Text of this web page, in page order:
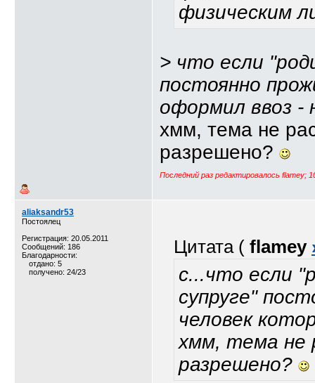
физическим
> что если
постоянно
оформил ввоз -
хмм, тема не
разрешено?
Последний раз редактировалось flamey;
aliaksandr53
Постоялец
Регистрация: 20.05.2011
Сообщений: 186
Благодарности:
отдано: 5
получено: 24/23
Цитата ( flamey
с...что если
супруге"
человек
хмм, тема не
разрешено?